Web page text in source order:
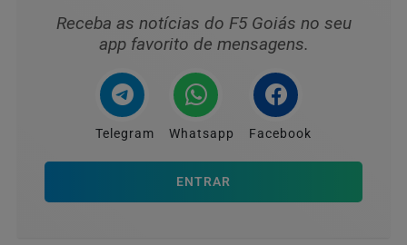
Receba as notícias do F5 Goiás no seu
app favorito de mensagens.
Telegram Whatsapp Facebook
ENTRAR